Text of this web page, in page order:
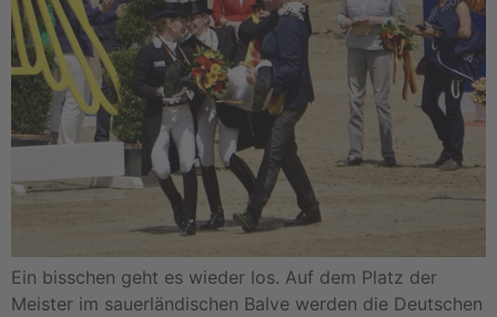
Ein bisschen geht es wieder los. Auf dem Platz der
Meister im sauerländischen Balve werden die Deutschen